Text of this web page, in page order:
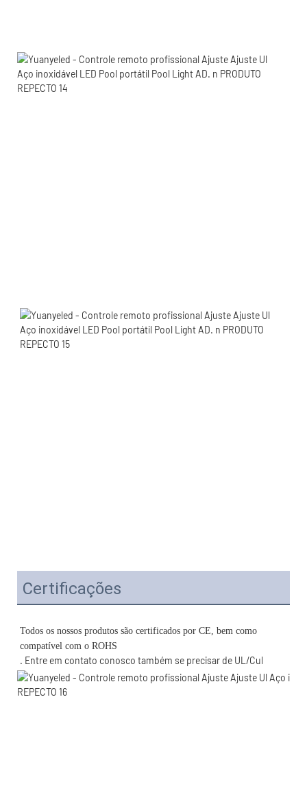
Certificações
Todos os nossos produtos são certificados por CE, bem como
. Entre em contato conosco também se precisar de UL/Cul